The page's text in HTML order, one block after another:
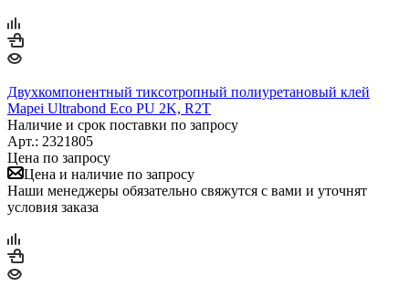
Двухкомпонентный тиксотропный полиуретановый клей
Mapei Ultrabond Eco PU 2K, R2T
Наличие и срок поставки по запросу
Арт.: 2321805
Цена по запросу
Цена и наличие по запросу
Наши менеджеры обязательно свяжутся с вами и уточнят
условия заказа